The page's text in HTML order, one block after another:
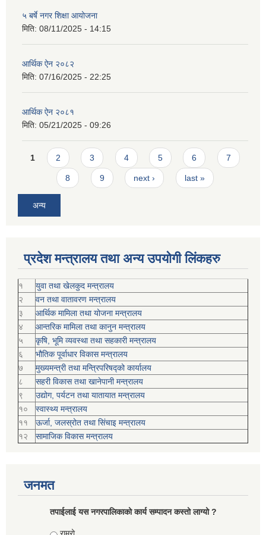
५ बर्षे नगर शिक्षा आयोजना
मिति: 08/11/2025 - 14:15
आर्थिक ऐन २०८२
मिति: 07/16/2025 - 22:25
आर्थिक ऐन २०८१
मिति: 05/21/2025 - 09:26
Pages
1 2 3 4 5 6 7
8 9 next › last »
अन्य
प्रदेश मन्त्रालय तथा अन्य उपयोगी लिंकहरु
१
युवा तथा खेलकुद मन्त्रालय
२
वन तथा वातावरण मन्त्रालय
३
आर्थिक मामिला तथा योजना मन्त्रालय
४
आन्तरिक मामिला तथा कानुन मन्त्रालय
५
कृषि, भूमि व्यवस्था तथा सहकारी मन्त्रालय
६
भौतिक पूर्वाधार विकास मन्त्रालय
७
मुख्यमन्त्री तथा मन्त्रिपरिषद्को कार्यालय
८
सहरी विकास तथा खानेपानी मन्त्रालय
९
उद्योग, पर्यटन तथा यातायात मन्त्रालय
१०
स्वास्थ्य मन्त्रालय
११
ऊर्जा, जलस्रोत तथा सिंचाइ मन्त्रालय
१२
सामाजिक विकास मन्‍‍त्रालय
जनमत
तपाईलाई यस नगरपालिकाको कार्य सम्पादन कस्तो लाग्यो ?